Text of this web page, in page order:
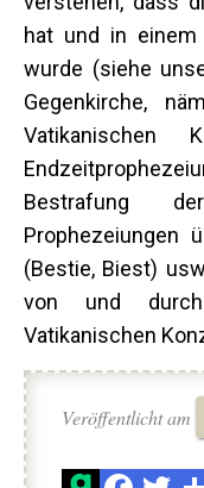
hat und in
wurde (siehe
Gegenkirche,
Vatikanischen
Bestrafung
Prophezeiungen
(Bestie, Biest)
von und
Vatikanischen
Veröffentlicht am